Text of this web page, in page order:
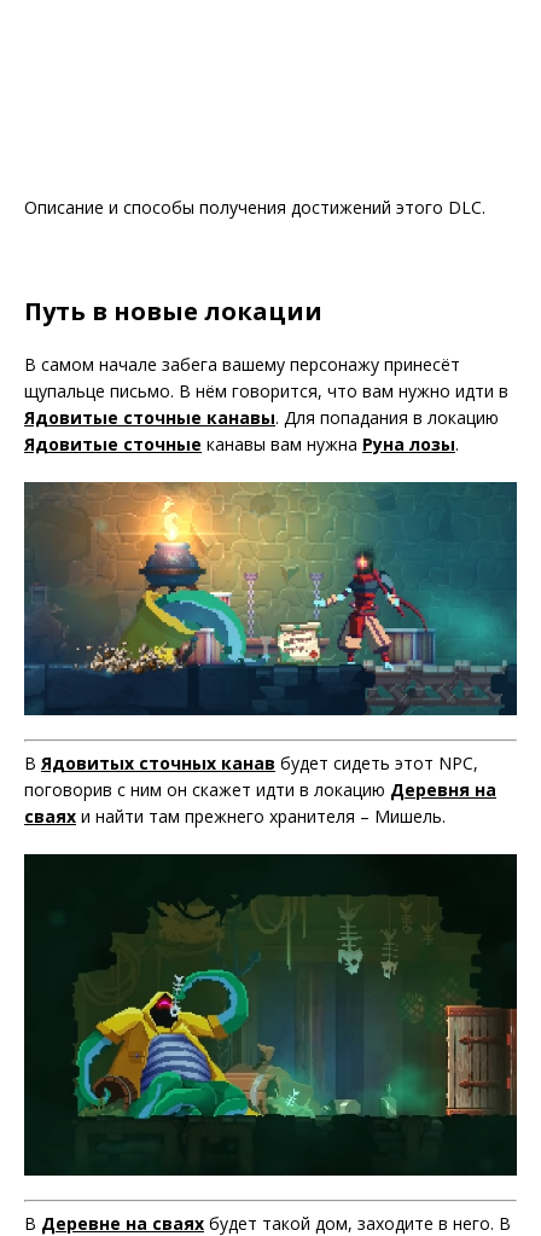
Описание и способы получения достижений этого DLC.
Путь в новые локации
В самом начале забега вашему персонажу принесёт
щупальце письмо. В нём говорится, что вам нужно идти в
Ядовитые сточные канавы. Для попадания в локацию
Ядовитые сточные канавы вам нужна Руна лозы.
В Ядовитых сточных канав будет сидеть этот NPC,
поговорив с ним он скажет идти в локацию Деревня на
сваях и найти там прежнего хранителя – Мишель.
В Деревне на сваях будет такой дом, заходите в него. В